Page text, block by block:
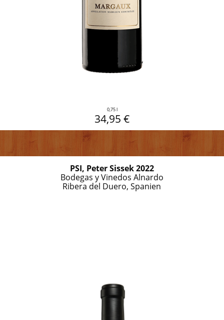
0,75 l
34,95 €
PSI, Peter Sissek 2022
Bodegas y Vinedos Alnardo
Ribera del Duero, Spanien